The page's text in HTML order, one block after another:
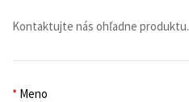
Kontaktujte nás ohľadne produktu.
* Meno